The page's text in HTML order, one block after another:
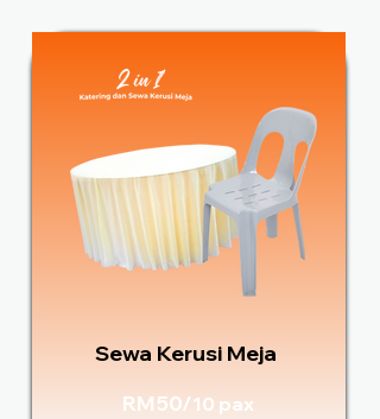
Sewa Kerusi Meja
RM50/10 pax